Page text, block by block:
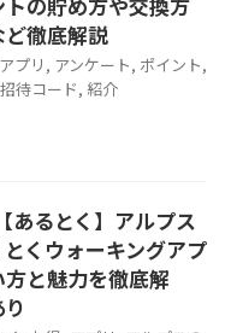
徹底解説
アプリ , アンケート, ポイント,
招待コード, 紹介
あるとく】アルプス
くウォーキングアプ
と魅力を徹底解